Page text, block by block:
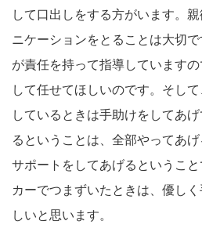
して口出しをする方がいます。
ニケーションをとることは大切
が責任を持って指導しています
して任せてほしいのです。そし
しているときは手助けをしてあ
るということは、全部やってあ
サポートをしてあげるというこ
カーでつまずいたときは、優し
しいと思います。